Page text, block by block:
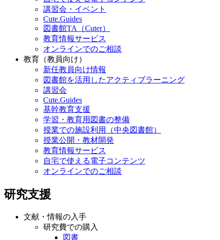
講習会・イベント
Cute.Guides
図書館TA（Cuter）
教育情報サービス
オンラインでのご相談
教育（教員向け）
新任教員向け情報
図書館を活用したアクティブラーニング
講習会
Cute.Guides
基幹教育支援
学習・教育用図書の整備
授業での施設利用（中央図書館）
授業公開・教材開発
教育情報サービス
自宅で使える電子コンテンツ
オンラインでのご相談
研究支援
文献・情報の入手
研究費での購入
図書